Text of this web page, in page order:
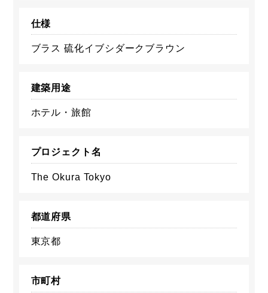
仕様
ブラス 硫化イブシダークブラウン
建築用途
ホテル・旅館
プロジェクト名
The Okura Tokyo
都道府県
東京都
市町村